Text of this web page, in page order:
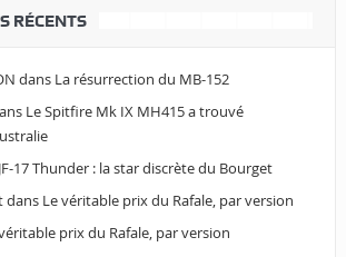
RÉCENTS
dans La résurrection du MB-152
Le Spitfire Mk IX MH415 a trouvé
JF-17 Thunder : la star discrète du Bourget
dans Le véritable prix du Rafale, par version
prix du Rafale, par version